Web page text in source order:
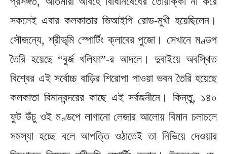
সকলেই এবার কলকাতার ভিআইপি রোড-মুখী হয়েছিলেন।
সৌজন্যে, শ্রীভূমি স্পোর্টিং ক্লাবের পুজো। সেখানে মণ্ডপ
তৈরি হয়েছে “বুর্জ খলিফা”-র আদলে। দুবাইয়ে অবস্থিত
বিশ্বের এই সর্বোচ্চ বাড়ির শিরোপা পাওয়া ভবন তৈরি হয়েছে
কলকাতা বিমানবন্দরের কাছে এই সর্বজনীনে। কিন্তু, ১৪০
ফুট উঁচু ওই মণ্ডপে লাগানো লেজার আলোয় বিমান চলাচলে
সমস্যা হচ্ছে বলে আপত্তি ওঠাতেই তা নিভিয়ে দেওয়ার